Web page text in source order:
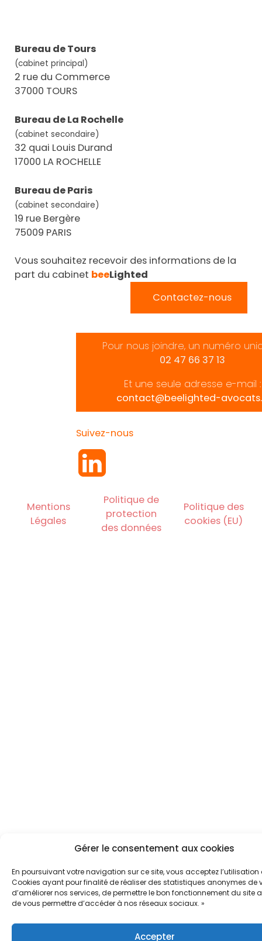
Gérer le consentement aux cookies
En poursuivant votre navigation sur ce site, vous acceptez l’utilisation
Cookies ayant pour finalité de réaliser des statistiques anonymes de
d’améliorer nos services, de permettre le bon fonctionnement du site
de vous permettre d’accéder à nos réseaux sociaux. »
Accepter
Bureau de Tours
(cabinet principal)
2 rue du Commerce
37000 TOURS
Bureau de La Rochelle
(cabinet secondaire)
32 quai Louis Durand
17000 LA ROCHELLE
Bureau de Paris
(cabinet secondaire)
19 rue Bergère
75009 PARIS
Vous souhaitez recevoir des informations de la
part du cabinet beeLighted
Contactez-nous
Pour nous joindre, un numéro
02 47 66 37 13
Et une seule adresse e-mail :
contact@beelighted-
Suivez-nous
Mentions
Légales
Politique de
protection
des données
Politique des
cookies (EU)